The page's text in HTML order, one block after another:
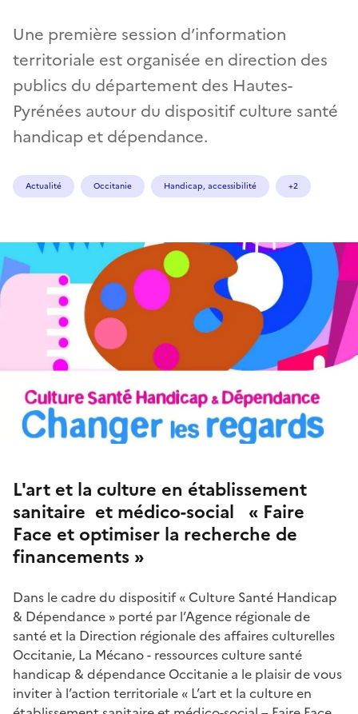
Une première session d’information
territoriale est organisée en direction des
publics du département des Hautes-
Pyrénées autour du dispositif culture santé
handicap et dépendance.
Actualité Occitanie Handicap, accessibilité +2
L'art et la culture en établissement
sanitaire et médico-social « Faire
Face et optimiser la recherche de
financements »
Dans le cadre du dispositif « Culture Santé Handicap
& Dépendance » porté par l’Agence régionale de
santé et la Direction régionale des affaires culturelles
Occitanie, La Mécano - ressources culture santé
handicap & dépendance Occitanie a le plaisir de vous
inviter à l’action territoriale « L’art et la culture en